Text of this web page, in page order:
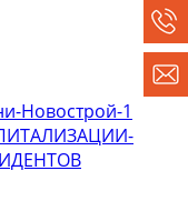
Новострой-1